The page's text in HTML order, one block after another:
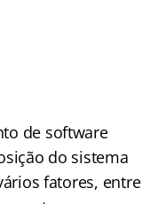
de software
do sistema
fatores, entre